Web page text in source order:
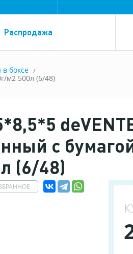
Распродажа
в боксе
м2 500л (6/48)
с
(6/48)